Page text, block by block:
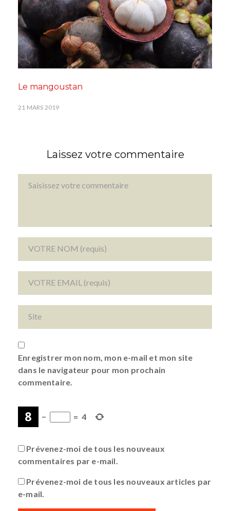
Le mangoustan
21 MARS 2019
Laissez votre commentaire
Enregistrer mon nom, mon e-mail et mon site
dans le navigateur pour mon prochain
commentaire.
− = 4
Prévenez-moi de tous les nouveaux
commentaires par e-mail.
Prévenez-moi de tous les nouveaux articles par
e-mail.